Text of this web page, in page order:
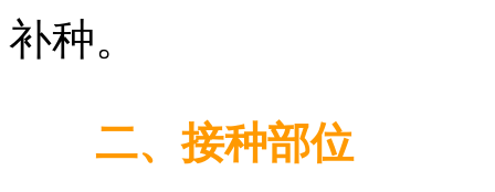
补种。
二、接种部位